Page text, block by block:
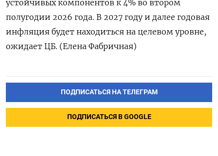
устойчивых компонентов к 4% ‌во втором
полугодии 2026 года. В 2027 году и ​далее годовая
инфляция будет находиться на ‌целевом уровне,
ожидает ЦБ. (Елена Фабричная)
ПОДПИСАТЬСЯ НА ТЕЛЕГРАМ
ПОДПИСАТЬСЯ В GOOGLE